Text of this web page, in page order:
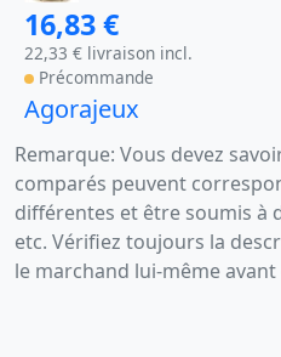
16,83 €
22,33 € livraison incl.
Précommande
Agorajeux
Remarque: Vous devez
comparés peuvent
différentes et être soumis à
etc. Vérifiez toujours la
le marchand lui-même